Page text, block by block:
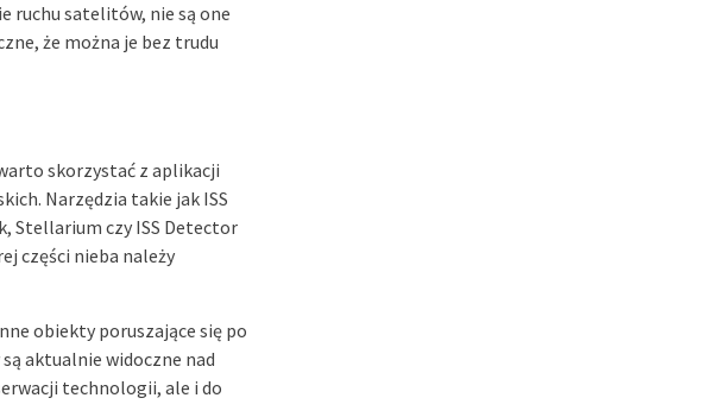
ruchu satelitów, nie są one
że można je bez trudu
skorzystać z aplikacji
Narzędzia takie jak ISS
Stellarium czy ISS Detector
części nieba należy
obiekty poruszające się po
aktualnie widoczne nad
technologii, ale i do